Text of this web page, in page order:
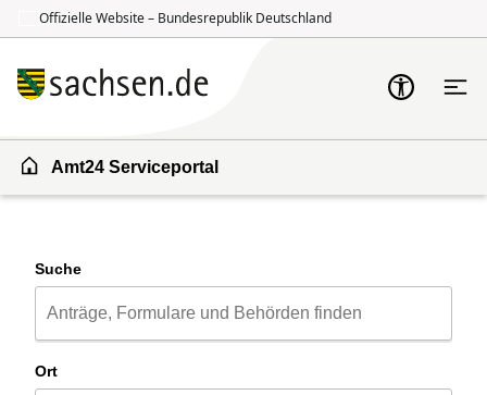
Offizielle Website – Bundesrepublik Deutschland
Amt24 Serviceportal
Suche
Ort